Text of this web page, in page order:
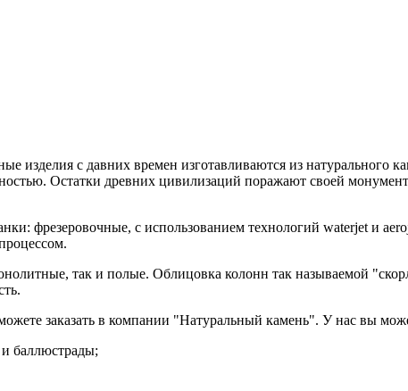
изделия с давних времен изготавливаются из натурального
Остатки древних цивилизаций поражают своей
фрезеровочные, с использованием технологий waterjet и
так и полые. Облицовка колонн так называемой
заказать в компании "Натуральный камень". У нас вы
баллюстрады;